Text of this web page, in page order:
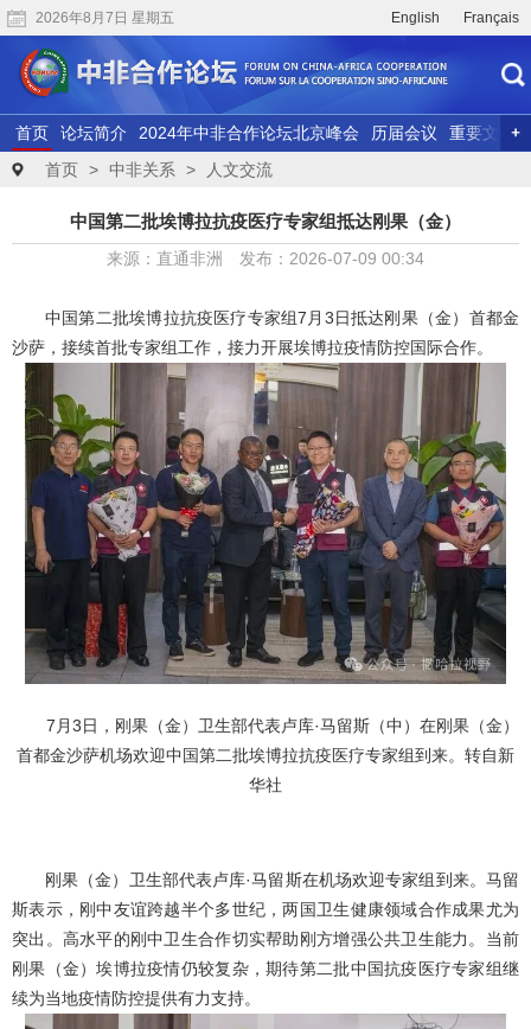
2026年8月7日 星期五 English Français
首页 论坛简介 2024年中非合作论坛北京峰会 历届会议
重要文献
联合研究
精彩视频
首页 > 中非关系 > 人文交流
中国第二批埃博拉抗疫医疗专家组抵达刚果（金）
来源：直通非洲 发布：2026-07-09 00:34
中国第二批埃博拉抗疫医疗专家组7月3日抵达刚果（金）首都金
沙萨，接续首批专家组工作，接力开展埃博拉疫情防控国际合作。
7月3日，刚果（金）卫生部代表卢库·马留斯（中）在刚果（金）
首都金沙萨机场欢迎中国第二批埃博拉抗疫医疗专家组到来。转自新
华社
刚果（金）卫生部代表卢库·马留斯在机场欢迎专家组到来。马留
斯表示，刚中友谊跨越半个多世纪，两国卫生健康领域合作成果尤为
突出。高水平的刚中卫生合作切实帮助刚方增强公共卫生能力。当前
刚果（金）埃博拉疫情仍较复杂，期待第二批中国抗疫医疗专家组继
续为当地疫情防控提供有力支持。